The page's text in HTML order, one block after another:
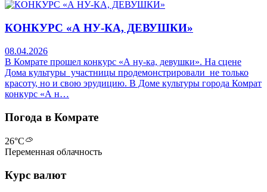
КОНКУРС «А НУ-КА, ДЕВУШКИ»
08.04.2026
В Комрате прошел конкурс «А ну-ка, девушки». На сцене
Дома культуры участницы продемонстрировали не только
красоту, но и свою эрудицию. В Доме культуры города Комрат
конкурс «А н…
Погода в Комрате
26°C
Переменная облачность
Курс валют